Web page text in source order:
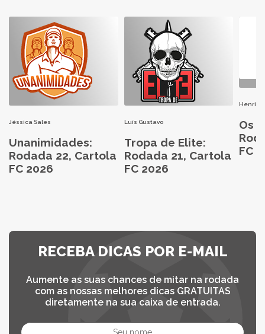
Jéssica Sales
Unanimidades:
Rodada 22, Cartola
FC 2026
Luís Gustavo
Tropa de Elite:
Rodada 21, Cartola
FC 2026
Henri
Os
FC
RECEBA DICAS POR E-MAIL
Aumente as suas chances de mitar na rodada
com as nossas melhores dicas GRATUITAS
diretamente na sua caixa de entrada.